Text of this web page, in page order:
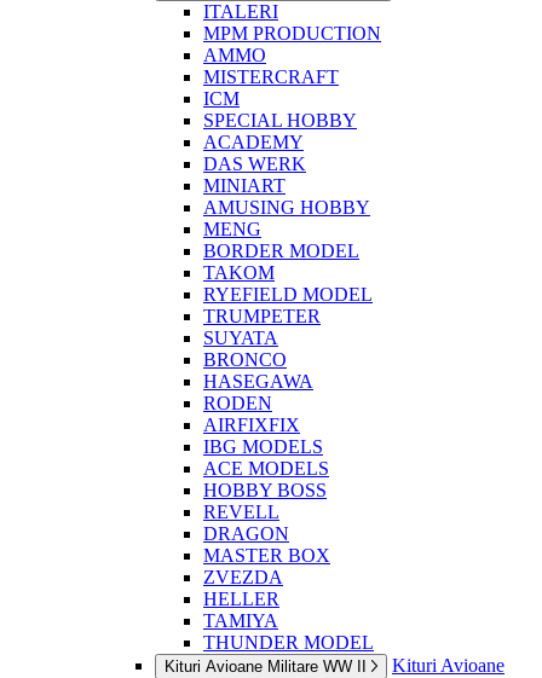
ITALERI
MPM PRODUCTION
AMMO
MISTERCRAFT
ICM
SPECIAL HOBBY
ACADEMY
DAS WERK
MINIART
AMUSING HOBBY
MENG
BORDER MODEL
TAKOM
RYEFIELD MODEL
TRUMPETER
SUYATA
BRONCO
HASEGAWA
RODEN
AIRFIXFIX
IBG MODELS
ACE MODELS
HOBBY BOSS
REVELL
DRAGON
MASTER BOX
ZVEZDA
HELLER
TAMIYA
THUNDER MODEL
Kituri Avioane Militare WW II
Kituri Avioane